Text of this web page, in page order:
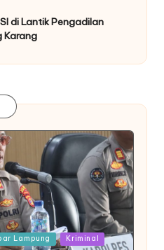
di Lantik Pengadilan
Karang
Lampung Kriminal